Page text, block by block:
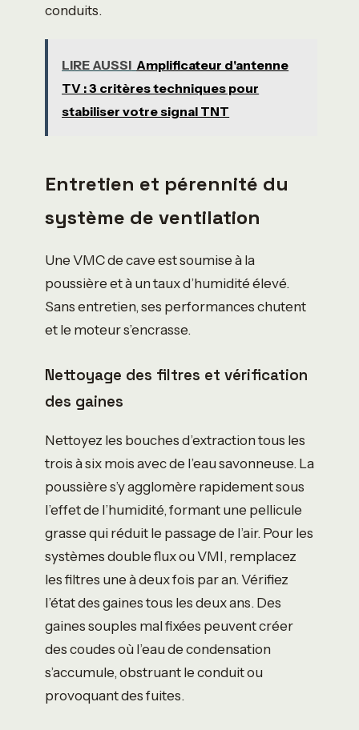
conduits.
LIRE AUSSI Amplificateur d'antenne
TV : 3 critères techniques pour
stabiliser votre signal TNT
Entretien et pérennité du
système de ventilation
Une VMC de cave est soumise à la
poussière et à un taux d’humidité élevé.
Sans entretien, ses performances chutent
et le moteur s’encrasse.
Nettoyage des filtres et vérification
des gaines
Nettoyez les bouches d’extraction tous les
trois à six mois avec de l’eau savonneuse. La
poussière s’y agglomère rapidement sous
l’effet de l’humidité, formant une pellicule
grasse qui réduit le passage de l’air. Pour les
systèmes double flux ou VMI, remplacez
les filtres une à deux fois par an. Vérifiez
l’état des gaines tous les deux ans. Des
gaines souples mal fixées peuvent créer
des coudes où l’eau de condensation
s’accumule, obstruant le conduit ou
provoquant des fuites.